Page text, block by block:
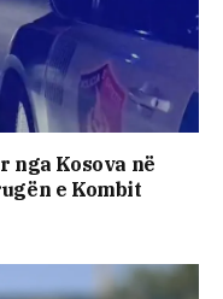
nga Kosova në
e Kombit